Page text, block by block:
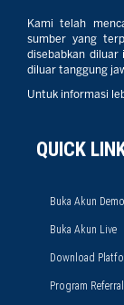
Kami telah
sumber yang
disebabkan diluar
diluar tanggung
Untuk informasi
QUICK
Buka Akun Demo
Buka Akun Live
Download
Program Referral